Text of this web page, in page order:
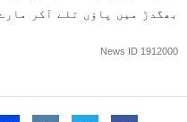
بھگدڑ میں پاؤں تلے آکر مارے
News ID 1912000